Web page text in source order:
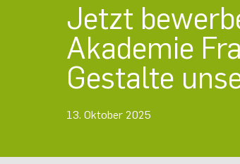
Jetzt
Akademie
Gestalte
13. Oktober 2025